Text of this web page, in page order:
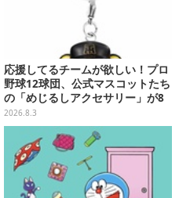
応援してるチームが欲しい！プロ
野球12球団、公式マスコットたち
の「めじるしアクセサリー」が8
月第2週より再販
2026.8.3